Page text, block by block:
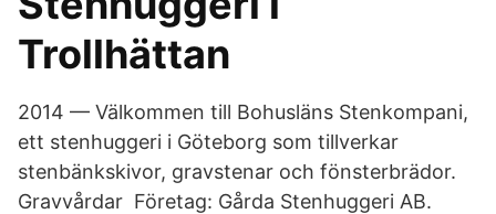
Trollhättan
2014 — Välkommen till Bohusläns Stenkompani,
ett stenhuggeri i Göteborg som tillverkar
stenbänkskivor, gravstenar och fönsterbrädor.
Gravvårdar Företag: Gårda Stenhuggeri AB.